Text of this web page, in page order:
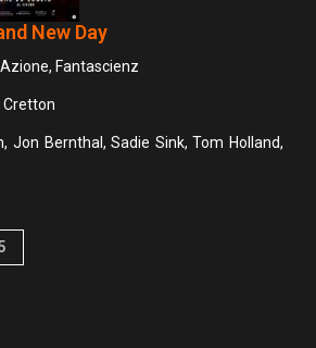
New Day
Fantascienz
Cretton
Jon Bernthal, Sadie Sink, Tom Holland,